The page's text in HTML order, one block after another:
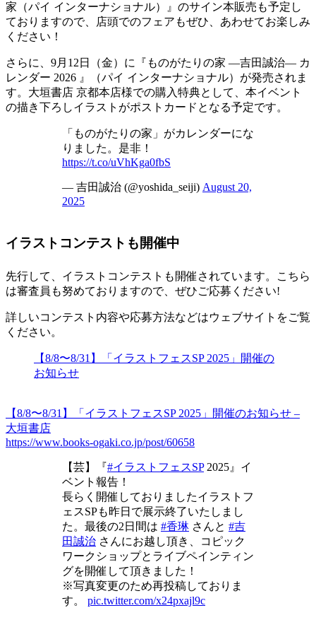
家（パイ インターナショナル）』のサイン本販売も予定し
ておりますので、店頭でのフェアもぜひ、あわせてお楽しみ
ください！
さらに、9月12日（金）に『ものがたりの家 ―吉田誠治― カ
レンダー 2026 』（パイ インターナショナル）が発売されま
す。大垣書店 京都本店様での購入特典として、本イベント
の描き下ろしイラストがポストカードとなる予定です。
「ものがたりの家」がカレンダーにな
りました。是非！
https://t.co/uVhKga0fbS
— 吉田誠治 (@yoshida_seiji) August 20,
2025
イラストコンテスト も開催中
先行して、イラストコンテストも開催されています。こちら
は審査員も努めておりますので、ぜひご応募ください!
詳しいコンテスト内容や応募方法などはウェブサイトをご覧
ください。
【8/8〜8/31】「イラストフェスSP 2025」開催の
お知らせ
【8/8〜8/31】「イラストフェスSP 2025」開催のお知らせ –
大垣書店
https://www.books-ogaki.co.jp/post/60658
【芸】『#イラストフェスSP2025』イ
ベント報告！
長らく開催しておりましたイラストフ
ェスSPも昨日で展示終了いたしまし
た。最後の2日間は #香琳 さんと #吉
田誠治 さんにお越し頂き、コピック
ワークショップとライブペインティン
グを開催して頂きました！
※写真変更のため再投稿しておりま
す。 pic.twitter.com/x24pxajl9c